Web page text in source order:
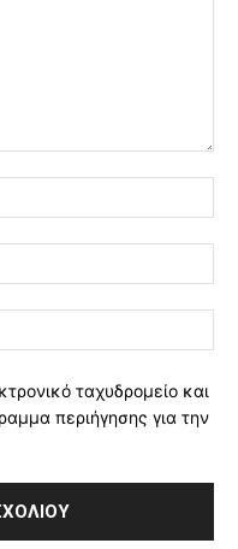
ταχυδρομείο και
περιήγησης για την